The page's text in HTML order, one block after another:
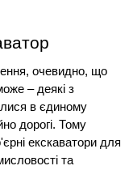
очевидно, що
– деякі з
в єдиному
дорогі. Тому
екскаватори для
та